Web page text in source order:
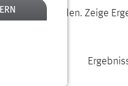
gefunden. Zeige